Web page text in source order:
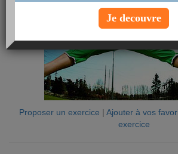
Proposer un exercice | Ajouter à vos
exercice
Je decouvre